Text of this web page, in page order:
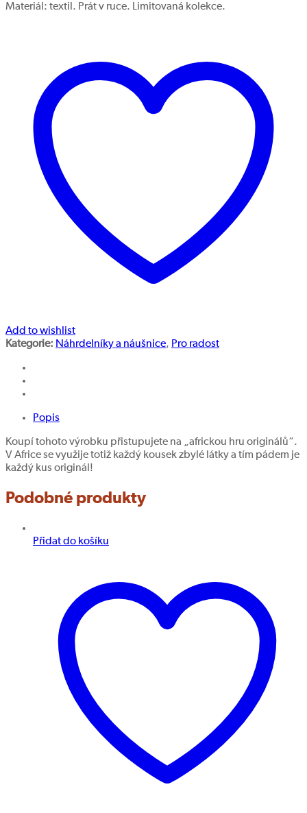
Materiál: textil. Prát v ruce. Limitovaná kolekce.
Add to wishlist
Kategorie: Náhrdelníky a náušnice, Pro radost
Popis
Koupí tohoto výrobku přistupujete na „africkou hru originálů“.
V Africe se využije totiž každý kousek zbylé látky a tím pádem je
každý kus originál!
Podobné produkty
Přidat do košíku